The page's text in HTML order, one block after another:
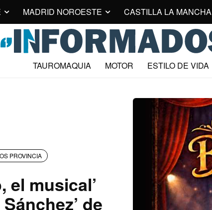
MADRID NOROESTE CASTILLA LA MANCHA
TAUROMAQUIA MOTOR ESTILO DE VIDA
PROVINCIA
el musical’
de